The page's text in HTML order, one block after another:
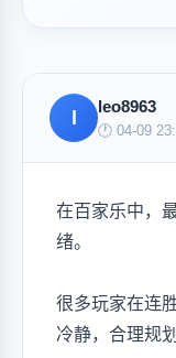
leo8963
🕐 04-09
在百家乐中，
绪。
很多玩家在连
冷静，合理规